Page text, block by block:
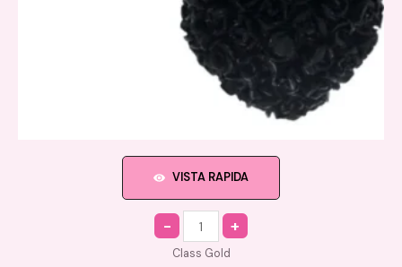
VISTA RAPIDA
Quantity
Class Gold